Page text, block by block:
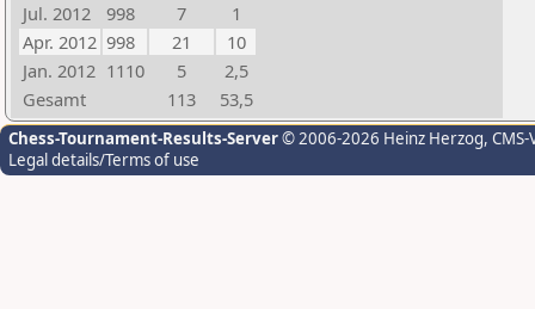
Jul. 2012
998 7
1
Apr. 2012 998 21
10
Jan. 2012 1110 5
2,5
Gesamt
113 53,5
Chess-Tournament-Results-Server© 2006-2026 Heinz Herzog,
Legal details/Terms of use